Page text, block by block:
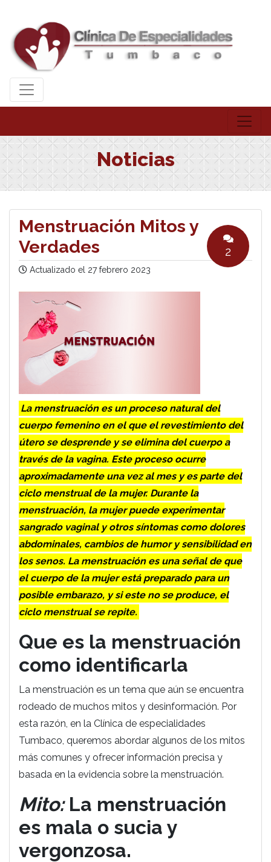
Noticias
Menstruación Mitos y
Verdades
Actualizado el 27 febrero 2023
2
La menstruación es un proceso natural del
cuerpo femenino en el que el revestimiento del
útero se desprende y se elimina del cuerpo a
través de la vagina. Este proceso ocurre
aproximadamente una vez al mes y es parte del
ciclo menstrual de la mujer. Durante la
menstruación, la mujer puede experimentar
sangrado vaginal y otros síntomas como dolores
abdominales, cambios de humor y sensibilidad en
los senos. La menstruación es una señal de que
el cuerpo de la mujer está preparado para un
posible embarazo, y si este no se produce, el
ciclo menstrual se repite.
Que es la menstruación
como identificarla
La menstruación es un tema que aún se encuentra
rodeado de muchos mitos y desinformación. Por
esta razón, en la Clínica de especialidades
Tumbaco, queremos abordar algunos de los mitos
más comunes y ofrecer información precisa y
basada en la evidencia sobre la menstruación.
Mito:La menstruación
es mala o sucia y
vergonzosa.